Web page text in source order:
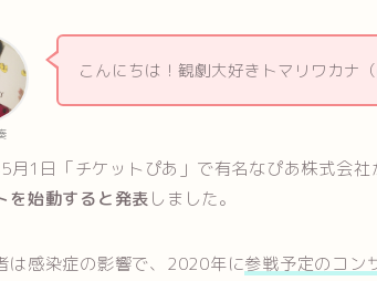
こんにちは！観劇大好きトマリワカナ（
月1日「チケットぴあ」で有名なぴあ株式会社
を始動すると発表しました。
は感染症の影響で、2020年に参戦予定のコン